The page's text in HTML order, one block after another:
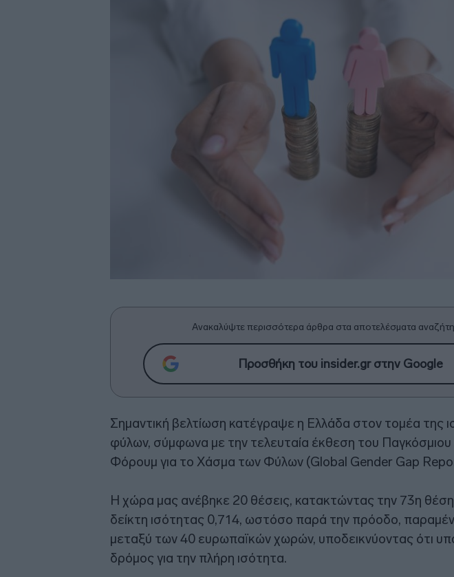
Ανακαλύψτε περισσότερα άρθρα στα αποτελέσματα
Προσθήκη του insider.gr στην Google
Σημαντική βελτίωση κατέγραψε η Ελλάδα στον τομέα της
φύλων, σύμφωνα με την τελευταία έκθεση του Παγκόσμιου
Φόρουμ για το Χάσμα των Φύλων (Global Gender Gap
Η χώρα μας ανέβηκε 20 θέσεις, κατακτώντας την 73η
δείκτη ισότητας 0,714, ωστόσο παρά την πρόοδο,
μεταξύ των 40 ευρωπαϊκών χωρών, υποδεικνύοντας ότι
δρόμος για την πλήρη ισότητα.